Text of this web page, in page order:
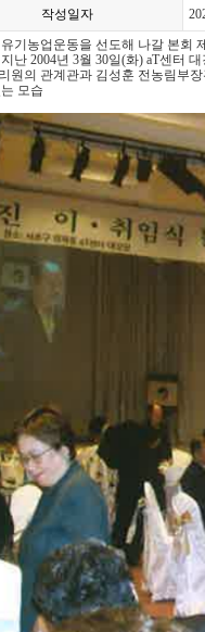
작성일자
기농업운동을 선도해 나갈 본회
난 2004년 3월 30일(화) aT센터
원의 관계관과 김성훈 전농림부
모습